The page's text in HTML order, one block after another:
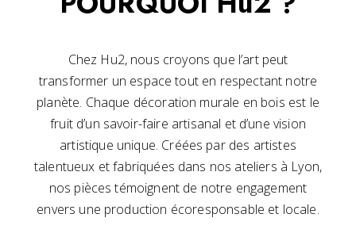
Chez Hu2, nous croyons que l’art peut
transformer un espace tout en respectant notre
planète. Chaque décoration murale en bois est le
fruit d’un savoir-faire artisanal et d’une vision
artistique unique. Créées par des artistes
talentueux et fabriquées dans nos ateliers à Lyon,
nos pièces témoignent de notre engagement
envers une production écoresponsable et locale.